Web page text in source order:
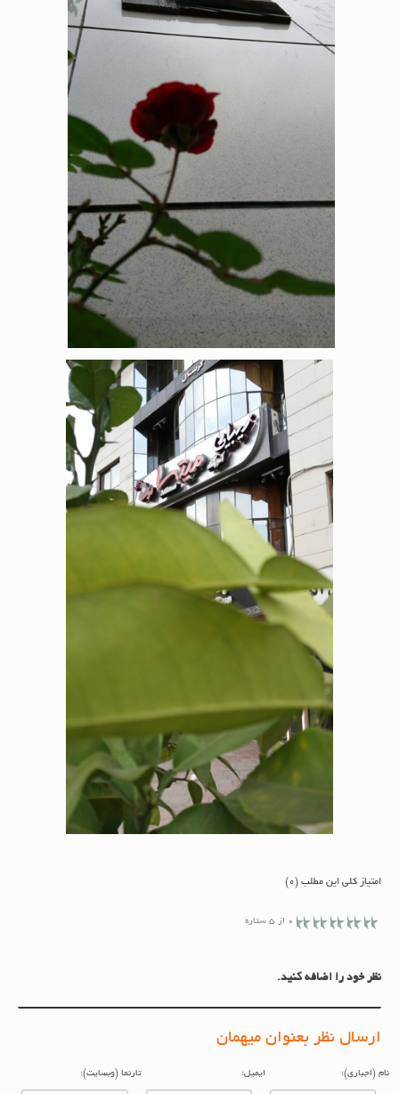
امتیاز کلی این مطلب (0)
0 از 5 ستاره
نظر خود را اضافه کنید.
ارسال نظر بعنوان میهمان
(اجباری): ایمیل: تارنما (وبسایت):